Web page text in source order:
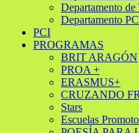
Departamento de
Departamento
PCI
PROGRAMAS
BRIT ARAGÓN
PROA +
ERASMUS+
CRUZANDO
Stars
Escuelas